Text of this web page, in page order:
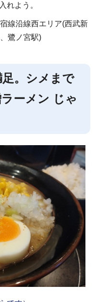
れよう。
線沿線西エリア(西武新
鷺ノ宮駅)
。シメまで
ーメン じゃ